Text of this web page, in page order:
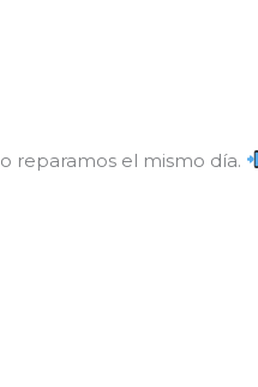
reparamos el mismo día.